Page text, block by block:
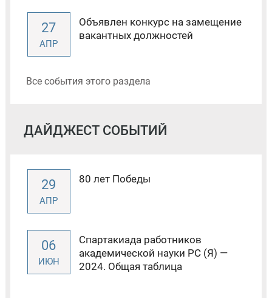
27
АПР
Объявлен конкурс на замещение
вакантных должностей
Все события этого раздела
ДАЙДЖЕСТ СОБЫТИЙ
29
АПР
80 лет Победы
06
ИЮН
Спартакиада работников
академической науки РС (Я) —
2024. Общая таблица